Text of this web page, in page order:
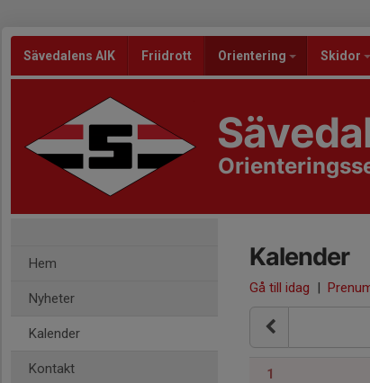
Sävedalens AIK Friidrott Orientering Skidor
Hem
Nyheter
Kalender
Kontakt
Kalender
Gå till idag |
1